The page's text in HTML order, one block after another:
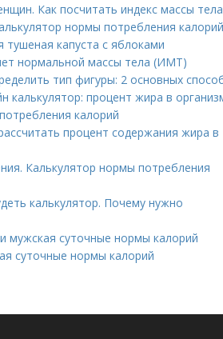
Как посчитать индекс массы
нормы потребления калорий
тушеная капуста с яблоками
нормальной массы тела (ИМТ)
тип фигуры: 2 основных
калькулятор: процент жира в
калорий
процент содержания жира в
Калькулятор нормы потребления
калькулятор. Почему нужно
мужская суточные нормы калорий
суточные нормы калорий